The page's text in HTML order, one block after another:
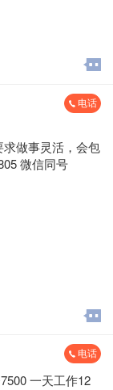
电话
包子，工资面议，联系电话18859893805 微信同号
电话
作12